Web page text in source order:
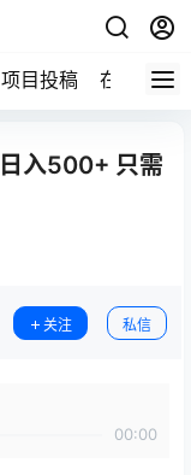
项目投稿 在线工具
入500+ 只需
关注 私信
00:00